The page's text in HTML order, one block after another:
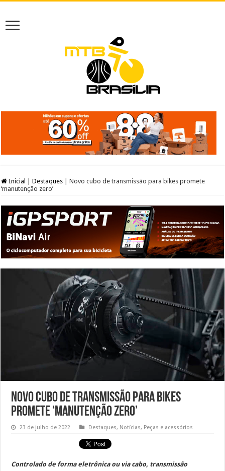
Inicial Destaques
Novo cubo de transmissão para bikes promete
‘manutenção zero’
Novo cubo de transmissão para bikes
promete ‘manutenção zero’
23 de julho de 2022 Destaques, Notícias, Peças e acessórios
Controlado de forma eletrônica ou via cabo, transmissão